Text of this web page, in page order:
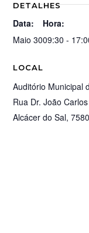
DETALHES
Data:
Maio 30
Hora:
09:30 -
LOCAL
Auditório Municipal
Rua Dr. João
Alcácer do Sal,